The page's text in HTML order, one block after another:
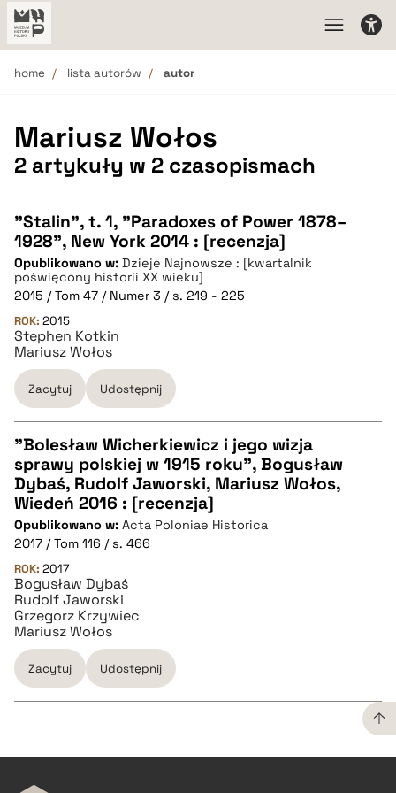
home lista autorów autor
Mariusz Wołos
2 artykuły w 2 czasopismach
"Stalin", t. 1, "Paradoxes of Power 1878–
1928", New York 2014 : [recenzja]
Opublikowano w: Dzieje Najnowsze : [kwartalnik
poświęcony historii XX wieku]
2015 / Tom 47 / Numer 3 / s. 219 - 225
ROK: 2015
Stephen Kotkin
Mariusz Wołos
Zacytuj Udostępnij
CZYSTY TEKST
pobierz cytat
BIBTEX
pobierz cytat
"Bolesław Wicherkiewicz i jego wizja
sprawy polskiej w 1915 roku", Bogusław
Dybaś, Rudolf Jaworski, Mariusz Wołos,
Wiedeń 2016 : [recenzja]
Opublikowano w: Acta Poloniae Historica
2017 / Tom 116 / s. 466
ROK: 2017
Bogusław Dybaś
Rudolf Jaworski
Grzegorz Krzywiec
Mariusz Wołos
Zacytuj Udostępnij
CZYSTY TEKST